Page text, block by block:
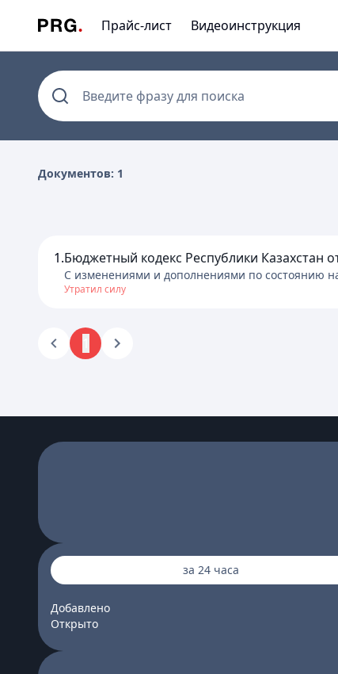
Прайс-лист Видеоинструкция
Введите фразу для поиска
Документов: 1
1.Бюджетный кодекс Республики Казахстан
C изменениями и дополнениями по состоянию
Утратил силу
за 24 часа
Добавлено
Открыто